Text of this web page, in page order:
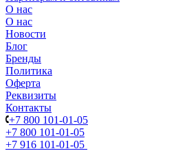
О нас
О нас
Новости
Блог
Бренды
Политика
Оферта
Реквизиты
Контакты
+7 800 101-01-05
+7 800 101-01-05
+7 916 101-01-05